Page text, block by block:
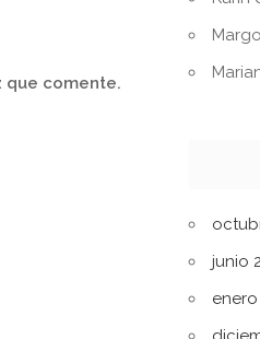
que comente.
junio